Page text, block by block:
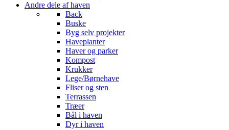
Andre dele af haven
Back
Buske
Byg selv projekter
Haveplanter
Haver og parker
Kompost
Krukker
Lege/Børnehave
Fliser og sten
Terrassen
Træer
Bål i haven
Dyr i haven